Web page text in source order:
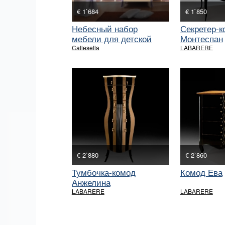
€ 1`684
Небесный набор
мебели для детской
Burro
Callesella
€ 1`850
Секретер-
Монтеспан
LABARERE
€ 2`880
Тумбочка-комод
Анжелина
LABARERE
€ 2`860
Комод Ева
LABARERE